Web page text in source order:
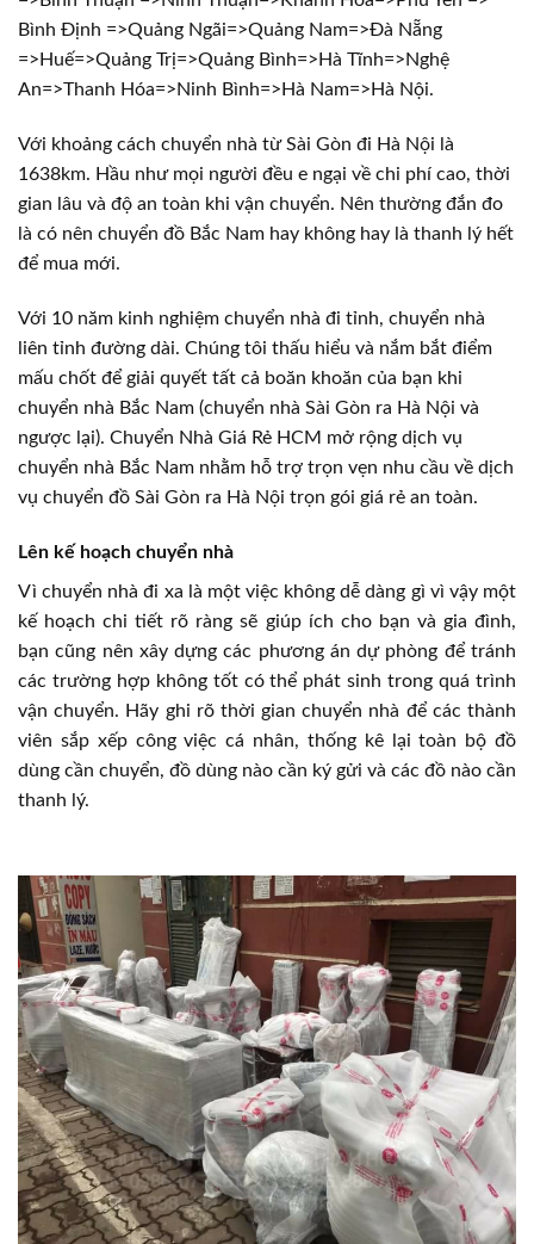
Bình Định =>Quảng Ngãi=>Quảng Nam=>Đà Nẵng
=>Huế=>Quảng Trị=>Quảng Bình=>Hà Tĩnh=>Nghệ
An=>Thanh Hóa=>Ninh Bình=>Hà Nam=>Hà Nội.
Với khoảng cách chuyển nhà từ Sài Gòn đi Hà Nội là
1638km. Hầu như mọi người đều e ngại về chi phí cao, thời
gian lâu và độ an toàn khi vận chuyển. Nên thường đắn đo
là có nên chuyển đồ Bắc Nam hay không hay là thanh lý hết
để mua mới.
Với 10 năm kinh nghiệm chuyển nhà đi tỉnh, chuyển nhà
liên tỉnh đường dài. Chúng tôi thấu hiểu và nắm bắt điểm
mấu chốt để giải quyết tất cả boăn khoăn của bạn khi
chuyển nhà Bắc Nam (chuyển nhà Sài Gòn ra Hà Nội và
ngược lại). Chuyển Nhà Giá Rẻ HCM mở rộng dịch vụ
chuyển nhà Bắc Nam nhằm hỗ trợ trọn vẹn nhu cầu về dịch
vụ chuyển đồ Sài Gòn ra Hà Nội trọn gói giá rẻ an toàn.
Lên kế hoạch chuyển nhà
Vì chuyển nhà đi xa là một việc không dễ dàng gì vì vậy một
kế hoạch chi tiết rõ ràng sẽ giúp ích cho bạn và gia đình,
bạn cũng nên xây dựng các phương án dự phòng để tránh
các trường hợp không tốt có thể phát sinh trong quá trình
vận chuyển. Hãy ghi rõ thời gian chuyển nhà để các thành
viên sắp xếp công việc cá nhân, thống kê lại toàn bộ đồ
dùng cần chuyển, đồ dùng nào cần ký gửi và các đồ nào cần
thanh lý.